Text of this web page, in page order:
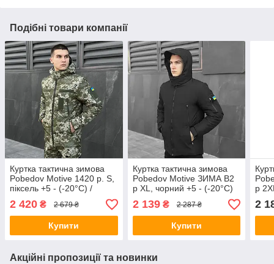
Подібні товари компанії
Куртка тактична зимова
Pobedov Motive 1420 р. S,
піксель +5 - (-20°С) /
бушлат зимовий
2 420 ₴ 2 679 ₴
Купити
Куртка тактична зимова
Pobedov Motive ЗИМА B2
р XL, чорний +5 - (-20°С)
бушлат поліція зимовий
2 139₴ 2 287 ₴
Купити
р
(-
2
Акційні пропозиції та новинки